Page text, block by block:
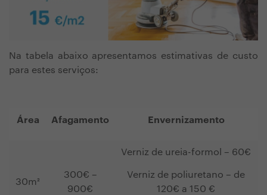
Na tabela abaixo apresentamos estimativas de custo
para estes serviços:
Área Afagamento Envernizamento
30m²
300€ –
900€
Verniz de ureia-formol – 60€
Verniz de poliuretano – de
120€ a 150 €